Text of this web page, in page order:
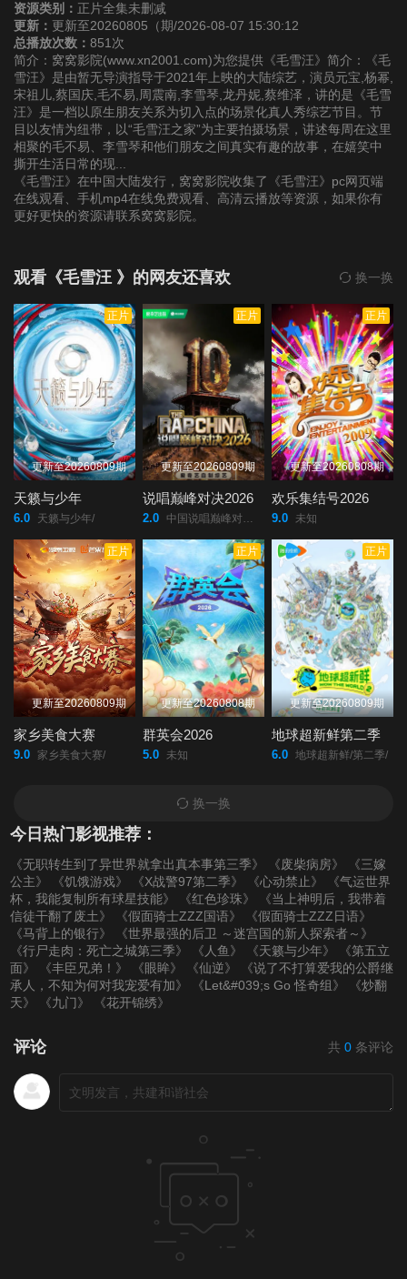
20211213（第7期） 20211214（第7期加
更）
20211221（第8期加
更）
20211227（第9期） 20211228（第9期加
更）
20220103（第10
20220124（歇番特辑
第3期）
20220411（第11
期）
20220412（第11期
加更）
20220418（第12
期）
20220419（第12期
加更）
20220425（第13
期）
20220426（第13期
加更）
20220502（第14
期）
20220503（第14期
加更）
20220509（第15
期）
20220510（第15期
加更）
20220516（第16
期）
20220517（第16期
加更）
20220523（第17
期）
20220524（第17期
加更）
20220622（第19期
加更2）
20220627（第20
期）
20220628（第20期
加更1）
20220629（第20期
加更2）
20220704（第21
期）
20220705（第21期
加更1）
20220706（第21期 20220612（第22期
期）
20220725（第24
资源类别： 正片全集未删减
更新： 更新至20260805（期/2026-08-07 15:30:12
总播放次数： 851次
简介：窝窝影院(www.xn2001.com)为您提供《毛雪汪》简介：《毛
雪汪》是由暂无导演指导于2021年上映的大陆综艺，演员元宝,杨幂,
宋祖儿,蔡国庆,毛不易,周震南,李雪琴,龙丹妮,蔡维泽，讲的是《毛雪
汪》是一档以原生朋友关系为切入点的场景化真人秀综艺节目。节
目以友情为纽带，以“毛雪汪之家”为主要拍摄场景，讲述每周在这里
相聚的毛不易、李雪琴和他们朋友之间真实有趣的故事，在嬉笑中
撕开生活日常的现...
《毛雪汪》在中国大陆发行，窝窝影院收集了《毛雪汪》pc网页端
在线观看、手机mp4在线免费观看、高清云播放等资源，如果你有
更好更快的资源请联系窝窝影院。
观看《毛雪汪 》的网友还喜欢 换一换
正片
更新至20260809期
天籁与少年
6.0 天籁与少年/
正片
更新至20260809期
说唱巅峰对决2026
2.0 中国说唱巅峰对决2026/
正片
更新至20260808期
欢乐集结号2026
9.0 未知
正片
更新至20260809期
家乡美食大赛
9.0 家乡美食大赛/
正片
更新至20260808期
群英会2026
5.0 未知
正片
更新至20260809期
地球超新鲜第二季
6.0 地球超新鲜/第二季/
换一换
今日热门影视推荐：
《无职转生到了异世界就拿出真本事第三季》 《废柴病房》
《三嫁
公主》
《饥饿游戏》 《X战警97第二季》 《心动禁止》
《气运世界
杯，我能复制所有球星技能》
《红色珍珠》
《当上神明后，我带着
信徒干翻了废土》
《假面骑士ZZZ国语》
《假面骑士ZZZ日语》
《马背上的银行》
《世界最强的后卫 ～迷宫国的新人探索者～》
《行尸走肉：死亡之城第三季》
《人鱼》 《天籁与少年》
《第五立
面》
《丰臣兄弟！》 《眼眸》 《仙逆》
《说了不打算爱我的公爵继
承人，不知为何对我宠爱有加》
《Let&#039;s Go 怪奇组》
《炒翻
天》
《九门》 《花开锦绣》
评论 共 0 条评论